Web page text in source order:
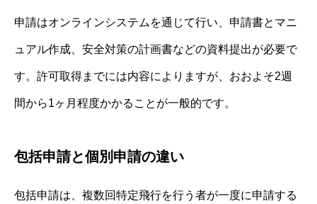
申請はオンラインシステムを通じて行い、申請書とマニ
ュアル作成、安全対策の計画書などの資料提出が必要で
す。許可取得までには内容によりますが、おおよそ2週
間から1ヶ月程度かかることが一般的です。
包括申請と個別申請の違い
包括申請は、複数回特定飛行を行う者が一度に申請する